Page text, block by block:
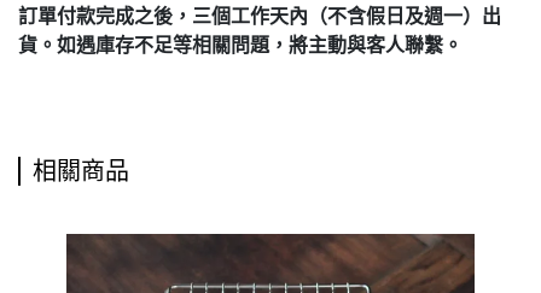
訂單付款完成之後，三個工作天內（不含假日及週一）出
貨。如遇庫存不足等相關問題，將主動與客人聯繫。
相關商品